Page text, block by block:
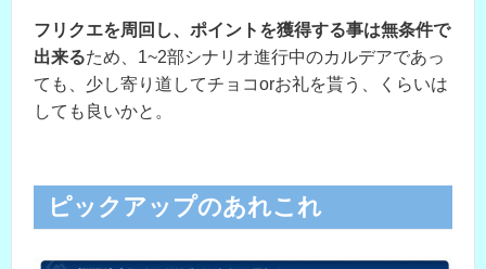
フリクエを周回し、ポイントを獲得する事は無条件で
出来るため、1~2部シナリオ進行中のカルデアであっ
ても、少し寄り道してチョコorお礼を貰う、くらいは
しても良いかと。
ピックアップのあれこれ